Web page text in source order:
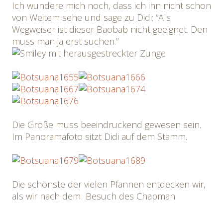
Ich wundere mich noch, dass ich ihn nicht schon
von Weitem sehe und sage zu Didi: “Als
Wegweiser ist dieser Baobab nicht geeignet. Den
muss man ja erst suchen.”
Die Größe muss beeindruckend gewesen sein.
Im Panoramafoto sitzt Didi auf dem Stamm.
Die schönste der vielen Pfannen entdecken wir,
als wir nach dem Besuch des Chapman